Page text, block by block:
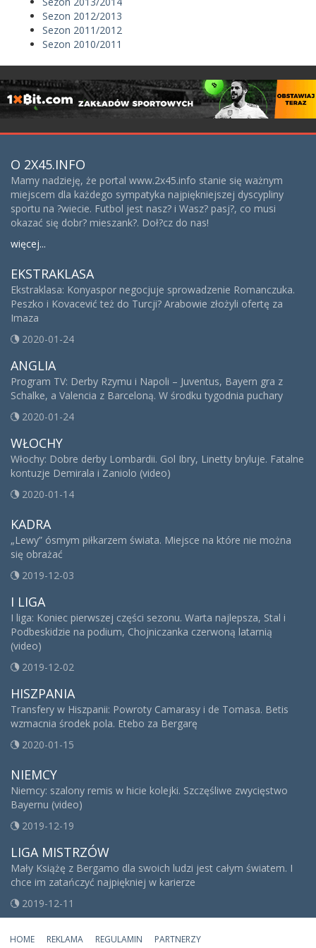
Sezon 2012/2013
Sezon 2011/2012
Sezon 2010/2011
O 2X45.INFO
Mamy nadzieję, że portal www.2x45.info stanie się ważnym
miejscem dla każdego sympatyka najpiękniejszej dyscypliny
sportu na ?wiecie. Futbol jest nasz? i Wasz? pasj?, co musi
okazać się dobr? mieszank?. Doł?cz do nas!
więcej...
EKSTRAKLASA
Ekstraklasa: Konyaspor negocjuje sprowadzenie Romanczuka.
Peszko i Kovacević też do Turcji? Arabowie złożyli ofertę za
Imaza
2020-01-24
ANGLIA
Program TV: Derby Rzymu i Napoli – Juventus, Bayern gra z
Schalke, a Valencia z Barceloną. W środku tygodnia puchary
2020-01-24
WŁOCHY
Włochy: Dobre derby Lombardii. Gol Ibry, Linetty bryluje. Fatalne
kontuzje Demirala i Zaniolo (video)
2020-01-14
KADRA
„Lewy” ósmym piłkarzem świata. Miejsce na które nie można
się obrażać
2019-12-03
I LIGA
I liga: Koniec pierwszej części sezonu. Warta najlepsza, Stal i
Podbeskidzie na podium, Chojniczanka czerwoną latarnią
(video)
2019-12-02
HISZPANIA
Transfery w Hiszpanii: Powroty Camarasy i de Tomasa. Betis
wzmacnia środek pola. Etebo za Bergarę
2020-01-15
NIEMCY
Niemcy: szalony remis w hicie kolejki. Szczęśliwe zwycięstwo
Bayernu (video)
2019-12-19
LIGA MISTRZÓW
Mały Książę z Bergamo dla swoich ludzi jest całym światem. I
chce im zatańczyć najpiękniej w karierze
2019-12-11
HOME REKLAMA REGULAMIN PARTNERZY